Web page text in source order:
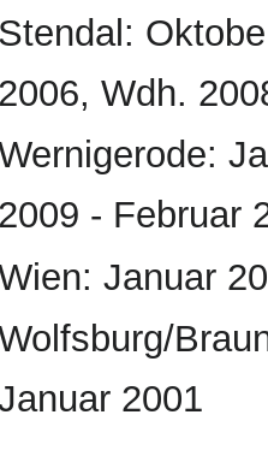
Stendal:
2006, Wdh.
2009 - Februar
Januar
2001